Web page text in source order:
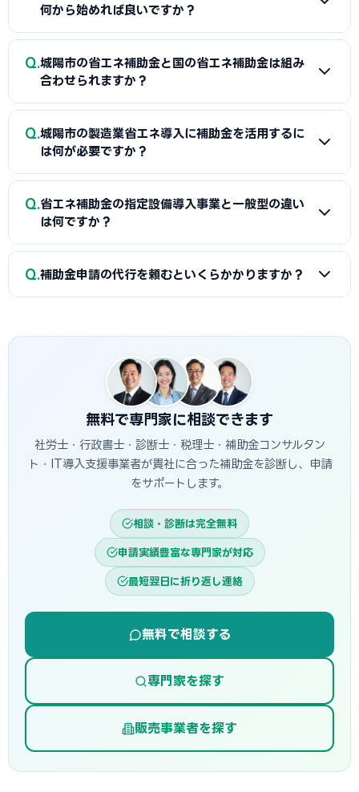
何から始めれば良いですか？
A
まずは省エネ診断（無料または費用補助あり）を受けて
エネルギー使用状況を把握することが第一歩です。次に城陽
ついて相談し、GビズIDプライムの取得（2〜3週間必要）を
並行して進めましょう。公募スケジュールに合わせた準備が採
択への近道です。
Q 城陽市の省エネ補助金と国の省エネ補助金は組み
合わせられますか？
A
経費項目が重複しなければ城陽市（または都道府県）の省
エネ補助金と国のSII補助金の併用が可能です。例えば太陽光
る組み合わせが一般的です。城陽商工会で最適な経費配分の
事前確認をお勧めします。
Q 城陽市の製造業省エネ導入に補助金を活用するに
は何が必要ですか？
A
省エネ補助金（SII類型）の申請に必要な基本書類は、G
ビズIDプライム・省エネ計算書（現状比較）・設備メーカー
メーカーまたは省エネ診断機関の協力が必要です。城陽商工
会で対象設備・申請書類の確認と診断機関の紹介を受けるこ
Q 省エネ補助金の指定設備導入事業と一般型の違い
は何ですか？
A
指定設備導入事業は事前登録された省エネ設備から選ぶ
Q 補助金申請の代行を頼むといくらかかりますか？
す。当サイトでは城陽市に対応した専門家を無料でご紹介して
無料で専門家に相談できます
社労士・行政書士・診断士・税理士・補助金コンサルタン
ト・IT導入支援事業者が貴社に合った補助金を診断し、申請
をサポートします。
相談・診断は完全無料
申請実績豊富な専門家が対応
最短翌日に折り返し連絡
無料で相談する
専門家を探す
販売事業者を探す